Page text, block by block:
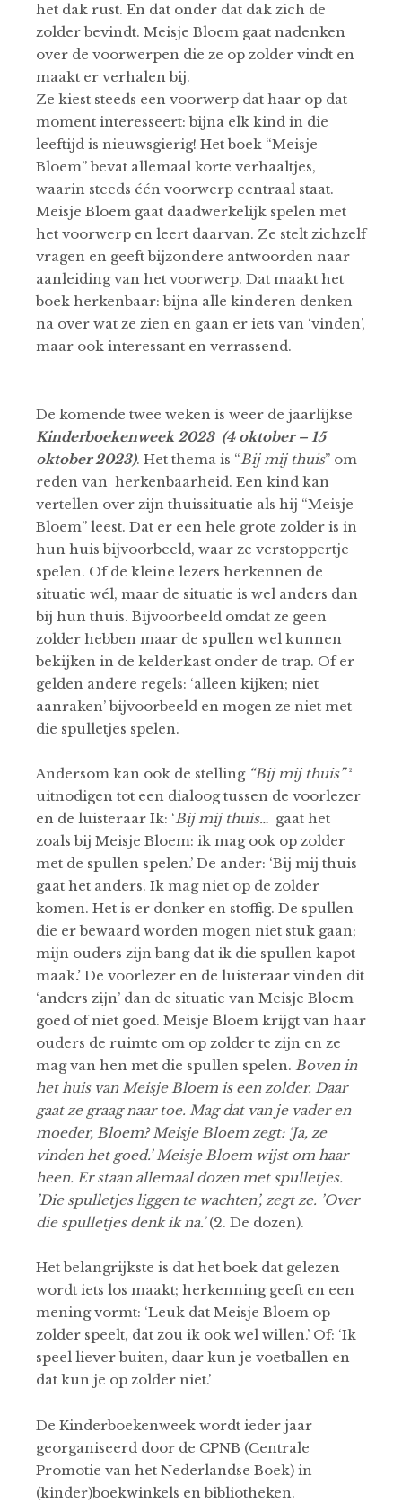
het dak rust. En dat onder dat dak zich de
zolder bevindt. Meisje Bloem gaat nadenken
over de voorwerpen die ze op zolder vindt en
maakt er verhalen bij.
Ze kiest steeds een voorwerp dat haar op dat
moment interesseert: bijna elk kind in die
leeftijd is nieuwsgierig! Het boek “Meisje
Bloem” bevat allemaal korte verhaaltjes,
waarin steeds één voorwerp centraal staat.
Meisje Bloem gaat daadwerkelijk spelen met
het voorwerp en leert daarvan. Ze stelt zichzelf
vragen en geeft bijzondere antwoorden naar
aanleiding van het voorwerp. Dat maakt het
boek herkenbaar: bijna alle kinderen denken
na over wat ze zien en gaan er iets van ‘vinden’,
maar ook interessant en verrassend.
De komende twee weken is weer de jaarlijkse
Kinderboekenweek 2023 (4 oktober – 15
oktober 2023). Het thema is “Bij mij thuis” om
reden van herkenbaarheid. Een kind kan
vertellen over zijn thuissituatie als hij “Meisje
Bloem” leest. Dat er een hele grote zolder is in
hun huis bijvoorbeeld, waar ze verstoppertje
spelen. Of de kleine lezers herkennen de
situatie wél, maar de situatie is wel anders dan
bij hun thuis. Bijvoorbeeld omdat ze geen
zolder hebben maar de spullen wel kunnen
bekijken in de kelderkast onder de trap. Of er
gelden andere regels: ‘alleen kijken; niet
aanraken’ bijvoorbeeld en mogen ze niet met
die spulletjes spelen.
Andersom kan ook de stelling “Bij mij thuis”²
uitnodigen tot een dialoog tussen de voorlezer
en de luisteraar Ik: ‘Bij mij thuis… gaat het
zoals bij Meisje Bloem: ik mag ook op zolder
met de spullen spelen.’ De ander: ‘Bij mij thuis
gaat het anders. Ik mag niet op de zolder
komen. Het is er donker en stoffig. De spullen
die er bewaard worden mogen niet stuk gaan;
mijn ouders zijn bang dat ik die spullen kapot
maak.’ De voorlezer en de luisteraar vinden dit
‘anders zijn’ dan de situatie van Meisje Bloem
goed of niet goed. Meisje Bloem krijgt van haar
ouders de ruimte om op zolder te zijn en ze
mag van hen met die spullen spelen. Boven in
het huis van Meisje Bloem is een zolder. Daar
gaat ze graag naar toe. Mag dat van je vader en
moeder, Bloem? Meisje Bloem zegt: ‘Ja, ze
vinden het goed.’ Meisje Bloem wijst om haar
heen. Er staan allemaal dozen met spulletjes.
’Die spulletjes liggen te wachten’, zegt ze. ’Over
die spulletjes denk ik na.’(2. De dozen).
Het belangrijkste is dat het boek dat gelezen
wordt iets los maakt; herkenning geeft en een
mening vormt: ‘Leuk dat Meisje Bloem op
zolder speelt, dat zou ik ook wel willen.’ Of: ‘Ik
speel liever buiten, daar kun je voetballen en
dat kun je op zolder niet.’
De Kinderboekenweek wordt ieder jaar
georganiseerd door de CPNB (Centrale
Promotie van het Nederlandse Boek) in
(kinder)boekwinkels en bibliotheken.